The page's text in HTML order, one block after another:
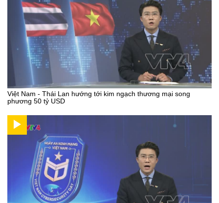
Việt Nam - Thái Lan hướng tới kim ngạch thương mại song
phương 50 tỷ USD